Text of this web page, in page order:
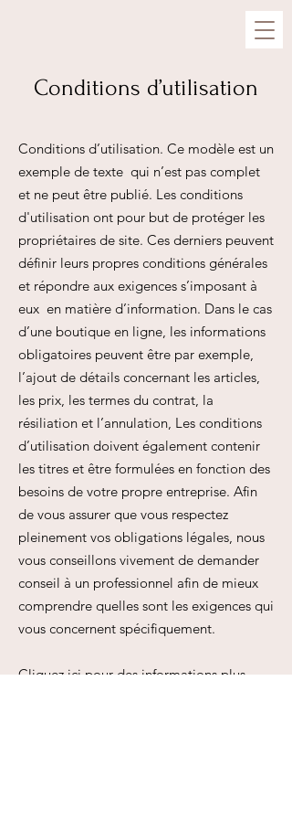
Conditions d’utilisation
Conditions d’utilisation. Ce modèle est un
exemple de texte qui n’est pas complet
et ne peut être publié. Les conditions
d'utilisation ont pour but de protéger les
propriétaires de site. Ces derniers peuvent
définir leurs propres conditions générales
et répondre aux exigences s’imposant à
eux en matière d’information. Dans le cas
d’une boutique en ligne, les informations
obligatoires peuvent être par exemple,
l’ajout de détails concernant les articles,
les prix, les termes du contrat, la
résiliation et l’annulation, Les conditions
d’utilisation doivent également contenir
les titres et être formulées en fonction des
besoins de votre propre entreprise. Afin
de vous assurer que vous respectez
pleinement vos obligations légales, nous
vous conseillons vivement de demander
conseil à un professionnel afin de mieux
comprendre quelles sont les exigences qui
vous concernent spécifiquement.
Cliquez icipour des informations plus